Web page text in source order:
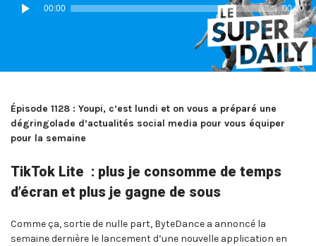
audio
00:00 00:00
Épisode 1128 : Youpi, c’est lundi et on vous a préparé une
dégringolade d’actualités social media pour vous équiper
pour la semaine
TikTok Lite : plus je consomme de temps
d’écran et plus je gagne de sous
Comme ça, sortie de nulle part, ByteDance a annoncé la
semaine dernière le lancement d’une nouvelle application en